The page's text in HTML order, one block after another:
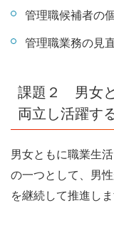
管理職候補者の
管理職業務の見
課題２ 男女
両立し活躍す
男女ともに職業生
の一つとして、男
を継続して推進しま